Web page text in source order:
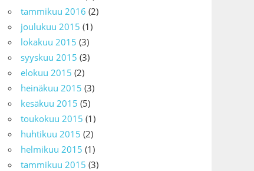
tammikuu 2016 (2)
joulukuu 2015 (1)
lokakuu 2015 (3)
syyskuu 2015 (3)
elokuu 2015 (2)
heinäkuu 2015 (3)
kesäkuu 2015 (5)
toukokuu 2015 (1)
huhtikuu 2015 (2)
helmikuu 2015 (1)
tammikuu 2015 (3)